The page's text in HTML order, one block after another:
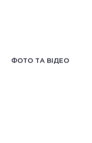
ФОТО ТА ВІДЕО